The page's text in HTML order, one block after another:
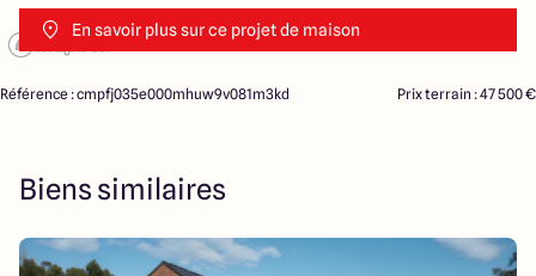
En savoir plus sur ce projet de maison
Référence : cmpfj035e000mhuw9v081m3kd Prix terrain : 47 500 €
Biens similaires